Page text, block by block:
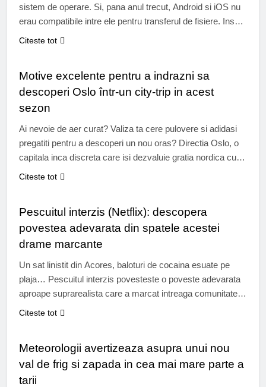
sistem de operare. Si, pana anul trecut, Android si iOS nu
erau compatibile intre ele pentru transferul de fisiere. Insa
tot mai multe dispozitive Android devin compatibile cu
Citeste tot
Motive excelente pentru a indrazni sa
descoperi Oslo într-un city-trip in acest
sezon
Ai nevoie de aer curat? Valiza ta cere pulovere si adidasi
pregatiti pentru a descoperi un nou oras? Directia Oslo, o
capitala inca discreta care isi dezvaluie gratia nordica cu
blandete, cu fiordurile sale stralucitoare si arhitectura sa
mese…
Citeste tot
Pescuitul interzis (Netflix): descopera
povestea adevarata din spatele acestei
drame marcante
Un sat linistit din Acores, baloturi de cocaina esuate pe
plaja… Pescuitul interzis povesteste o poveste adevarata
aproape suprarealista care a marcat intreaga comunitate.
Pe Netflix, acest documentar se adanceste in
fictiunea. Pescuit interzis: povestea suprarealista din Rabo
de Peixe este…
Citeste tot
Meteorologii avertizeaza asupra unui nou
val de frig si zapada in cea mai mare parte a
tarii